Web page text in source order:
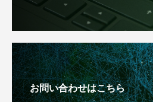
お問い合わせはこちら